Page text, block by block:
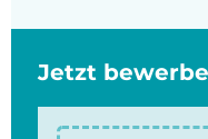
Jetzt